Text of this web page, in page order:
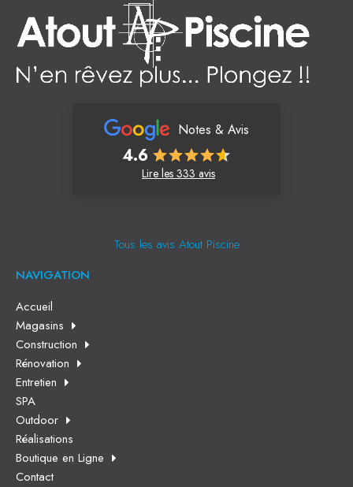
Notes & Avis
4.6
Lire les 333 avis
Tous les avis Atout Piscine
NAVIGATION
Accueil
Magasins
Construction
Rénovation
Entretien
SPA
Outdoor
Réalisations
Boutique en Ligne
Contact